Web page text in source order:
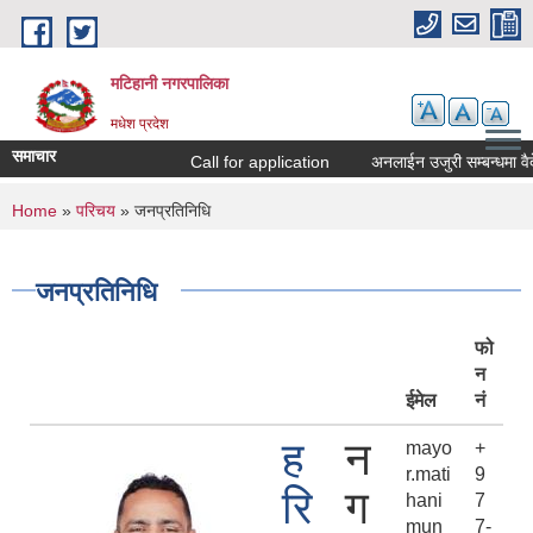
Skip to main content
मटिहानी नगरपालिका
मधेश प्रदेश
समाचार Call for application अनलाईन उजुरी सम्बन्धमा
You are here
Home » परिचय » जनप्रतिनिधि
जनप्रतिनिधि
ईमेल
फो
न
नं
ह
रि
न
ग
mayo
r.mati
hani
mun
+
9
7
7-